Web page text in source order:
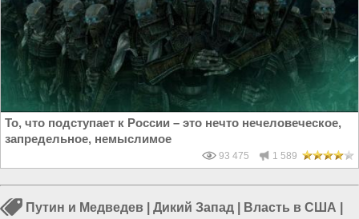
То, что подступает к России – это нечто нечеловеческое,
запредельное, немыслимое
93 475 1 589
Путин и Медведев Дикий Запад Власть в США